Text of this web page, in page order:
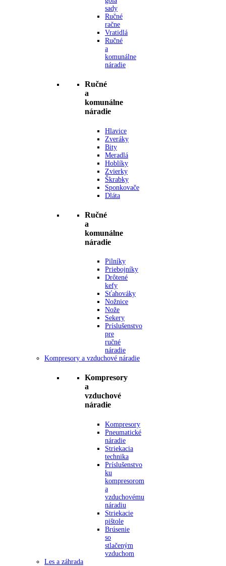
sady
Ručné
račne
Vratidlá
Ručné
a
komunálne
náradie
Ručné
a
komunálne
náradie
Hlavice
Zveráky
Bity
Meradlá
Hoblíky
Zvierky
Škrabky
Sponkovače
Dláta
Ručné
a
komunálne
náradie
Pilníky
Priebojníky
Drôtené
kefy
Sťahováky
Nožnice
Nože
Sekery
Príslušenstvo
pre
ručné
náradie
Kompresory a vzduchové náradie
Kompresory
a
vzduchové
náradie
Kompresory
Pneumatické
náradie
Striekacia
technika
Príslušenstvo
ku
kompresorom
a
vzduchovému
náradiu
Striekacie
pištole
Brúsenie
so
stlačeným
vzduchom
Les a záhrada